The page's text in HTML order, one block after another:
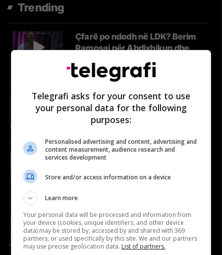
Trending
Çfarë po ndodh në LDK? Berim
Ramosaj për Abdixhikun dhe
#39
Përballje
#81: Shëndeti në rend të parë -
Naser Salihu, oftalmolog
Video
#19 Ejup Maqedonci flet për
reagimet nga Serbia
Pse Kosova po humb mbi 40
milionë euro nga BE-ja? Jeton
Zulfaj në Përballje #37
Telegrafi asks for your consent to use
your personal data for the following
purposes:
Personalised advertising and content, advertising and
content measurement, audience research and
services development
Store and/or access information on a device
Learn more
Your personal data will be processed and information from
your device (cookies, unique identifiers, and other device
data) may be stored by, accessed by and shared with 369
partners, or used specifically by this site. We and our partners
may use precise geolocation data. List of partners.